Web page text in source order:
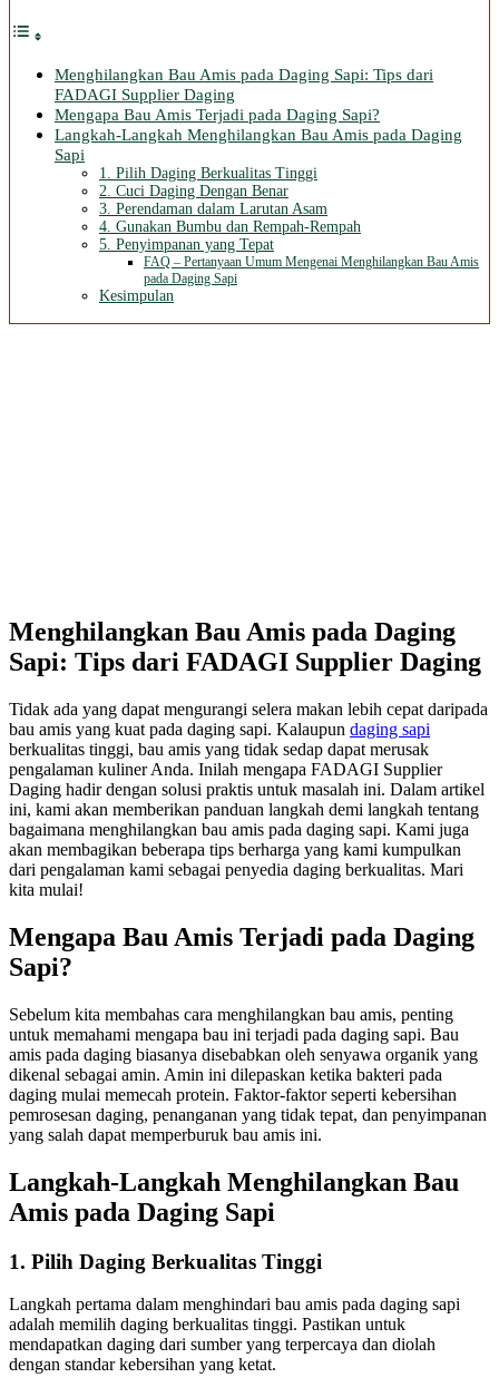
Menghilangkan Bau Amis pada Daging Sapi: Tips dari
FADAGI Supplier Daging
Mengapa Bau Amis Terjadi pada Daging Sapi?
Langkah-Langkah Menghilangkan Bau Amis pada Daging
Sapi
1. Pilih Daging Berkualitas Tinggi
2. Cuci Daging Dengan Benar
3. Perendaman dalam Larutan Asam
4. Gunakan Bumbu dan Rempah-Rempah
5. Penyimpanan yang Tepat
FAQ – Pertanyaan Umum Mengenai Menghilangkan Bau Amis
pada Daging Sapi
Kesimpulan
Menghilangkan Bau Amis pada Daging
Sapi: Tips dari FADAGI Supplier Daging
Tidak ada yang dapat mengurangi selera makan lebih cepat daripada
bau amis yang kuat pada daging sapi. Kalaupun daging sapi
berkualitas tinggi, bau amis yang tidak sedap dapat merusak
pengalaman kuliner Anda. Inilah mengapa FADAGI Supplier
Daging hadir dengan solusi praktis untuk masalah ini. Dalam artikel
ini, kami akan memberikan panduan langkah demi langkah tentang
bagaimana menghilangkan bau amis pada daging sapi. Kami juga
akan membagikan beberapa tips berharga yang kami kumpulkan
dari pengalaman kami sebagai penyedia daging berkualitas. Mari
kita mulai!
Mengapa Bau Amis Terjadi pada Daging
Sapi?
Sebelum kita membahas cara menghilangkan bau amis, penting
untuk memahami mengapa bau ini terjadi pada daging sapi. Bau
amis pada daging biasanya disebabkan oleh senyawa organik yang
dikenal sebagai amin. Amin ini dilepaskan ketika bakteri pada
daging mulai memecah protein. Faktor-faktor seperti kebersihan
pemrosesan daging, penanganan yang tidak tepat, dan penyimpanan
yang salah dapat memperburuk bau amis ini.
Langkah-Langkah Menghilangkan Bau
Amis pada Daging Sapi
1. Pilih Daging Berkualitas Tinggi
Langkah pertama dalam menghindari bau amis pada daging sapi
adalah memilih daging berkualitas tinggi. Pastikan untuk
mendapatkan daging dari sumber yang terpercaya dan diolah
dengan standar kebersihan yang ketat.